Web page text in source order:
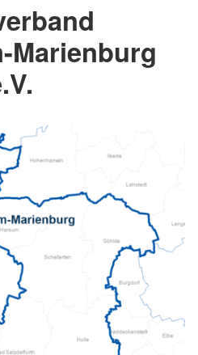
Marienburg